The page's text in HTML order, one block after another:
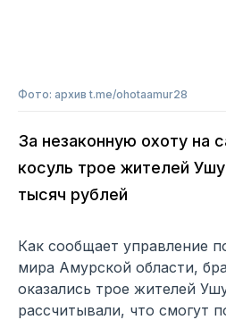
Фото: архив t.me/ohotaamur28
За незаконную охоту на
косуль трое жителей
тысяч рублей
Как сообщает управление
мира Амурской области,
оказались трое жителей
рассчитывали, что смогут